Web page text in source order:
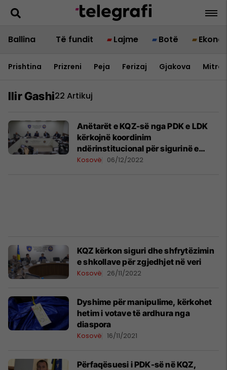
Ballina Të fundit Lajme Botë
Prishtina Prizreni Peja Ferizaj Gjakova
Ilir Gashi22 Artikuj
Anëtarët e KQZ-së nga PDK e LDK
kërkojnë koordinim
ndërinstitucional për sigurinë e
procesit zgjedhor
Kosovë 06/12/2022
KQZ kërkon siguri dhe shfrytëzimin
e shkollave për zgjedhjet në veri
Kosovë 26/11/2022
Dyshime për manipulime, kërkohet
hetim i votave të ardhura nga
diaspora
Kosovë 16/11/2021
Përfaqësuesi i PDK-së në KQZ,